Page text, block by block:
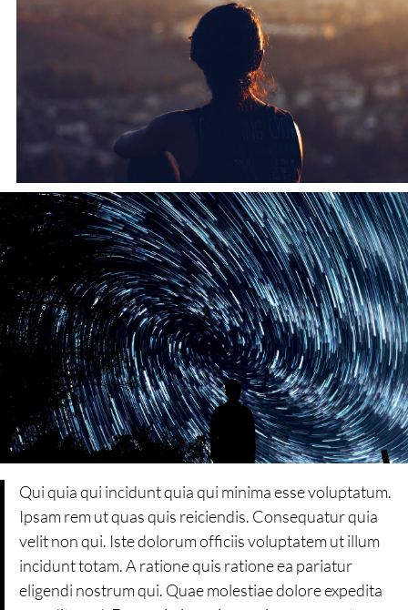
Qui quia qui incidunt quia qui minima esse voluptatum.
Ipsam rem ut quas quis reiciendis. Consequatur quia
velit non qui. Iste dolorum officiis voluptatem ut illum
incidunt totam. A ratione quis ratione ea pariatur
eligendi nostrum qui. Quae molestiae dolore expedita